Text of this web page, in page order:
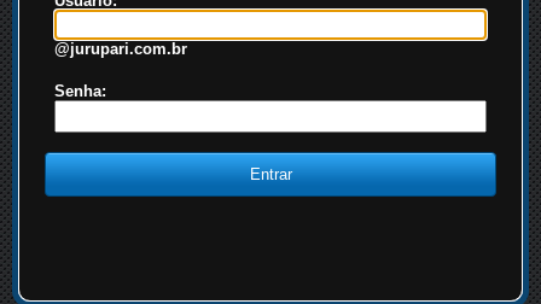
@jurupari.com.br
Senha: